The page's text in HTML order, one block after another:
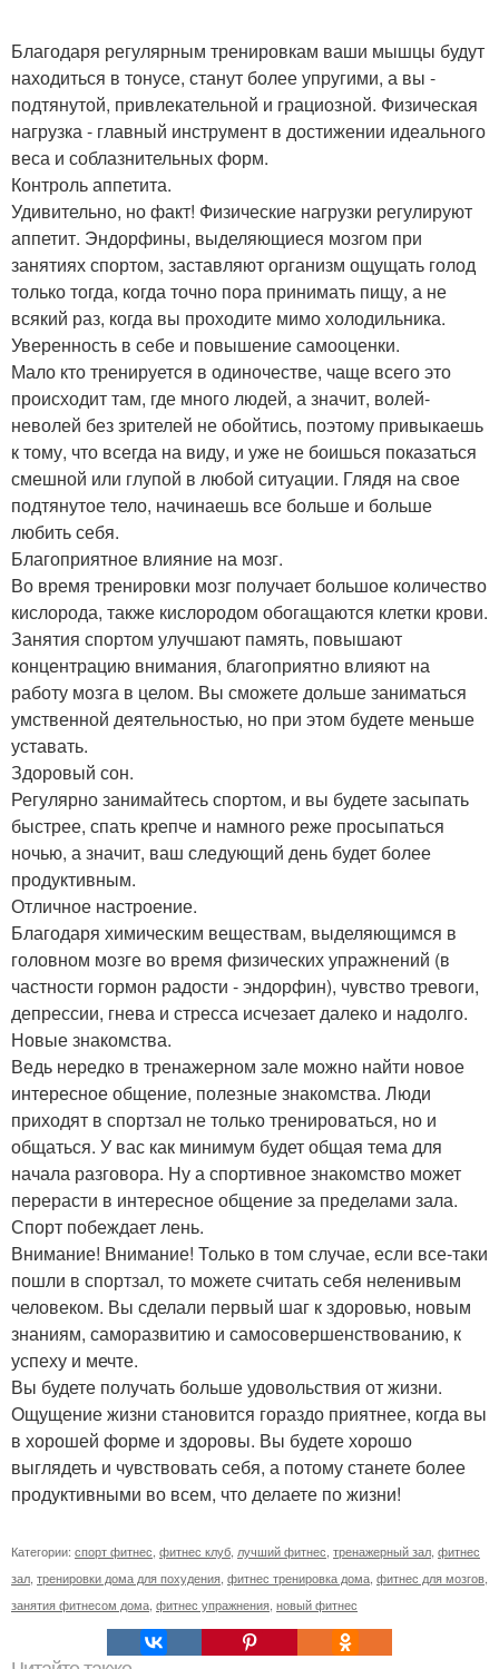
Благодаря регулярным тренировкам ваши мышцы будут
находиться в тонусе, станут более упругими, а вы -
подтянутой, привлекательной и грациозной. Физическая
нагрузка - главный инструмент в достижении идеального
веса и соблазнительных форм.
Контроль аппетита.
Удивительно, но факт! Физические нагрузки регулируют
аппетит. Эндорфины, выделяющиеся мозгом при
занятиях спортом, заставляют организм ощущать голод
только тогда, когда точно пора принимать пищу, а не
всякий раз, когда вы проходите мимо холодильника.
Уверенность в себе и повышение самооценки.
Мало кто тренируется в одиночестве, чаще всего это
происходит там, где много людей, а значит, волей-
неволей без зрителей не обойтись, поэтому привыкаешь
к тому, что всегда на виду, и уже не боишься показаться
смешной или глупой в любой ситуации. Глядя на свое
подтянутое тело, начинаешь все больше и больше
любить себя.
Благоприятное влияние на мозг.
Во время тренировки мозг получает большое количество
кислорода, также кислородом обогащаются клетки крови.
Занятия спортом улучшают память, повышают
концентрацию внимания, благоприятно влияют на
работу мозга в целом. Вы сможете дольше заниматься
умственной деятельностью, но при этом будете меньше
уставать.
Здоровый сон.
Регулярно занимайтесь спортом, и вы будете засыпать
быстрее, спать крепче и намного реже просыпаться
ночью, а значит, ваш следующий день будет более
продуктивным.
Отличное настроение.
Благодаря химическим веществам, выделяющимся в
головном мозге во время физических упражнений (в
частности гормон радости - эндорфин), чувство тревоги,
депрессии, гнева и стресса исчезает далеко и надолго.
Новые знакомства.
Ведь нередко в тренажерном зале можно найти новое
интересное общение, полезные знакомства. Люди
приходят в спортзал не только тренироваться, но и
общаться. У вас как минимум будет общая тема для
начала разговора. Ну а спортивное знакомство может
перерасти в интересное общение за пределами зала.
Спорт побеждает лень.
Внимание! Внимание! Только в том случае, если все-таки
пошли в спортзал, то можете считать себя неленивым
человеком. Вы сделали первый шаг к здоровью, новым
знаниям, саморазвитию и самосовершенствованию, к
успеху и мечте.
Вы будете получать больше удовольствия от жизни.
Ощущение жизни становится гораздо приятнее, когда вы
в хорошей форме и здоровы. Вы будете хорошо
выглядеть и чувствовать себя, а потому станете более
продуктивными во всем, что делаете по жизни!
Категории: спорт фитнес фитнес клуб лучший фитнес тренажерный зал фитнес
зал тренировки дома для похудения фитнес тренировка дома фитнес для мозгов
занятия фитнесом дома фитнес упражнения новый фитнес